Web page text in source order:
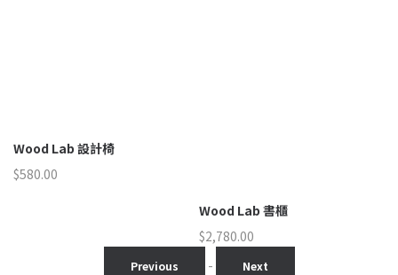
Wood Lab 設計椅
$580.00
Wood Lab 書櫃
$2,780.00
Previous - Next